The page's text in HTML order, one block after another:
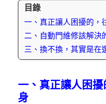
目錄
一、真正讓人困擾的，
二、自動門維修該解決
三、換不換，其實是在
一、真正讓人困
身